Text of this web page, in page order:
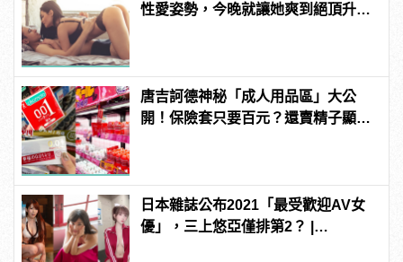
性愛姿勢，今晚就讓她爽到絕頂升
唐吉訶德神秘「成人用品區」大公
開！保險套只要百元？還賣精子顯微
日本雜誌公布2021「最受歡迎AV女
優」，三上悠亞僅排第2？ |